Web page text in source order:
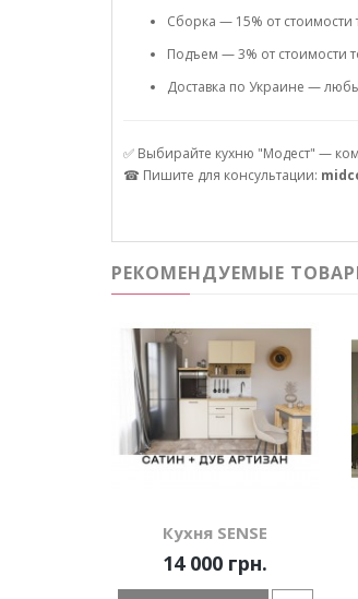
Сборка — 15% от стоимости
Подъем — 3% от стоимости
Доставка по Украине —
✅ Выбирайте кухню "Модест" —
☎ Пишите для консультации:
РЕКОМЕНДУЕМЫЕ
Кухня SENSE
14 000 грн.